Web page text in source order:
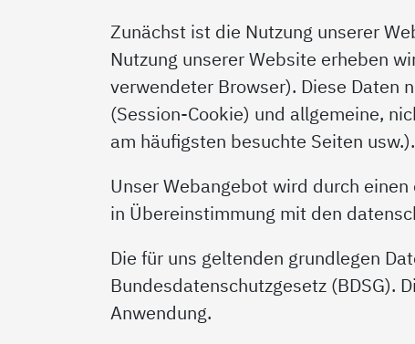
Zunächst ist die Nutzung unserer
Nutzung unserer Website erheben
verwendeter Browser). Diese Daten
(Session-Cookie) und allgemeine,
am häufigsten besuchte Seiten usw.).
Unser Webangebot wird durch
in Übereinstimmung mit den
Die für uns geltenden grundlegen
Bundesdatenschutzgesetz (BDSG).
Anwendung.